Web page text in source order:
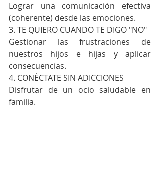
Lograr una comunicación efectiva
(coherente) desde las emociones.
3. TE QUIERO CUANDO TE DIGO "NO"
Gestionar las frustraciones de
nuestros hijos e hijas y aplicar
consecuencias.
4. CONÉCTATE SIN ADICCIONES
Disfrutar de un ocio saludable en
familia.